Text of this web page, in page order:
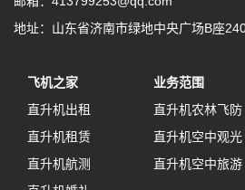
地址：山东省济南市绿地中央广场B座
飞机之家
直升机出租
直升机租赁
直升机航测
业务范围
直升机农林飞防
直升机空中观光
直升机空中旅游